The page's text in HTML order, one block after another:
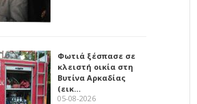
Φωτιά ξέσπασε σε
κλειστή οικία στη
Βυτίνα Αρκαδίας
(εικ…
05-08-2026